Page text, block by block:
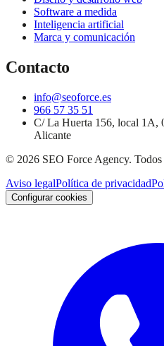
Software a medida
Inteligencia artificial
Marca y comunicación
Contacto
info@seoforce.es
966 57 35 51
C/ La Huerta 156, local 1A,
Alicante
© 2026 SEO Force Agency. Todos
Aviso legalPolítica de privacidad
Configurar cookies